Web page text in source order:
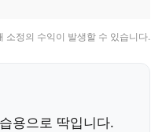
소정의 수익이 발생할 수 있습니다.
용으로 딱입니다.